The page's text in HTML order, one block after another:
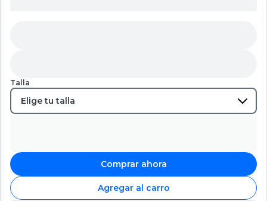
Talla
Comprar ahora
Agregar al carro